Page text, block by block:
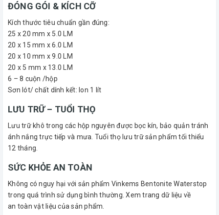
ĐÓNG GÓI & KÍCH CỠ
Kích thước tiêu chuẩn gần đúng:
25 x 20 mm x 5.0 LM
20 x 15 mm x 6.0 LM
20 x 10 mm x 9.0 LM
20 x 5 mm x 13.0 LM
6 – 8 cuộn /hộp
Sơn lót/ chất dính kết: lon 1 lít
LƯU TRỮ – TUỔI THỌ
Lưu trữ khô trong các hộp nguyên được bọc kín, bảo quản tránh
ánh nắng trực tiếp và mưa. Tuổi thọ lưu trữ sản phẩm tối thiểu
12 tháng.
SỨC KHỎE AN TOÀN
Không có nguy hại với sản phẩm Vinkems Bentonite Waterstop
trong quá trình sử dụng bình thường. Xem trang dữ liệu về
an toàn vật liệu của sản phẩm.